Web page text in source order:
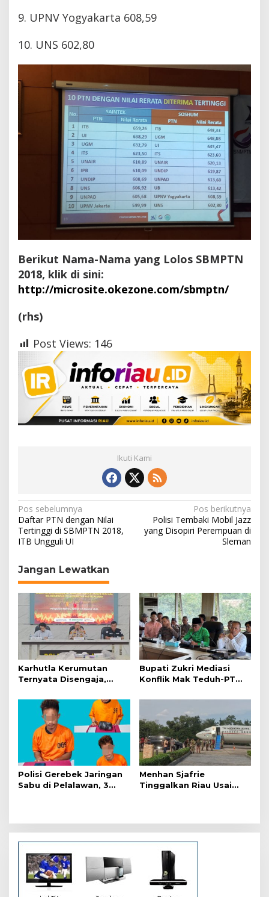
9. UPNV Yogyakarta 608,59
10. UNS 602,80
Berikut Nama-Nama yang Lolos SBMPTN
2018, klik di sini:
http://microsite.okezone.com/sbmptn/
(rhs)
Post Views: 146
Ikuti Kami
N
a
v
i
g
a
p
o
s
Pos sebelumnya
Daftar PTN dengan Nilai
Tertinggi di SBMPTN 2018,
ITB Ungguli UI
Pos berikutnya
Polisi Tembaki Mobil Jazz
yang Disopiri Perempuan di
Sleman
Jangan Lewatkan
Karhutla Kerumutan
Ternyata Disengaja,
Pembakar Lahan
Bupati Zukri Mediasi
Konflik Mak Teduh-PT
Polisi Gerebek Jaringan
Sabu di Pelalawan, 3
Menhan Sjafrie
Tinggalkan Riau Usai